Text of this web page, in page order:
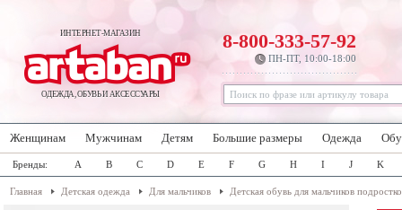
ИНТЕРНЕТ-МАГАЗИН
ОДЕЖДА, ОБУВЬ И АКСЕССУАРЫ
8-800-333-57-92
ПН-ПТ, 10:00-18:00
Женщинам Мужчинам Детям Большие размеры Одежда
Бренды: A B C D E F G H I J K
Главная Детская одежда Для мальчиков Детская обувь для мальчиков